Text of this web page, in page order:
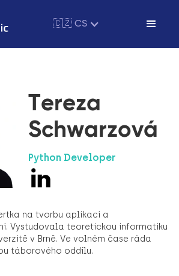
🇨🇿 CS
Tereza
Schwarzová
Python Developer
na tvorbu aplikací a
Vystudovala teoretickou informatiku
v Brně. Ve volném čase ráda
táborového oddílu.